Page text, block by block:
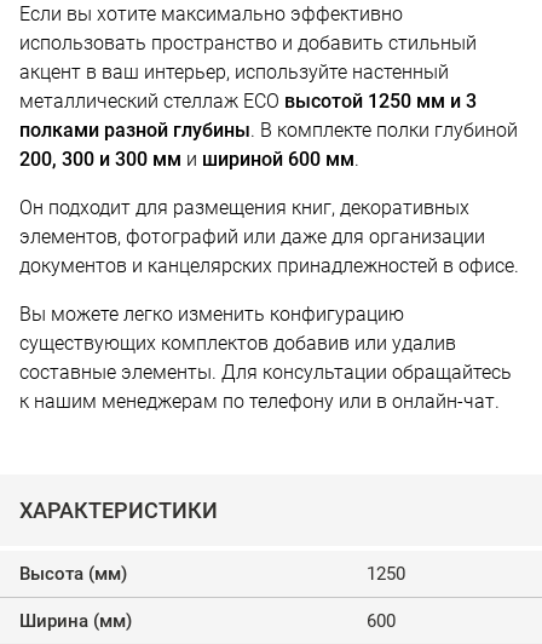
Если вы хотите максимально эффективно
использовать пространство и добавить стильный
акцент в ваш интерьер, используйте настенный
металлический стеллаж ECO высотой 1250 мм и 3
полками разной глубины. В комплекте полки глубиной
200, 300 и 300 мм и шириной 600 мм.
Он подходит для размещения книг, декоративных
элементов, фотографий или даже для организации
документов и канцелярских принадлежностей в офисе.
Вы можете легко изменить конфигурацию
существующих комплектов добавив или удалив
составные элементы. Для консультации обращайтесь
к нашим менеджерам по телефону или в онлайн-чат.
ХАРАКТЕРИСТИКИ
Высота (мм) 1250
Ширина (мм) 600